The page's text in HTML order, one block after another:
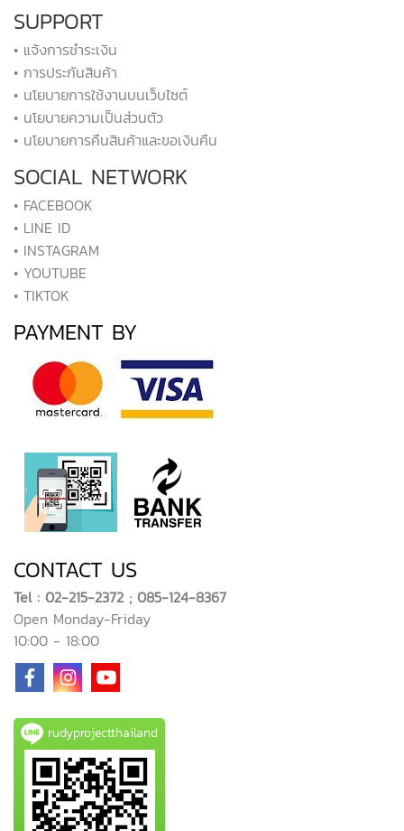
SUPPORT
• แจ้งการชำระเงิน
• การประกันสินค้า
• นโยบายการใช้งานบนเว็บไซต์
• นโยบายความเป็นส่วนตัว
• นโยบายการคืนสินค้าและขอเงินคืน
SOCIAL NETWORK
• FACEBOOK
• LINE ID
• INSTAGRAM
• YOUTUBE
• TIKTOK
PAYMENT BY
CONTACT US
Tel : 02-215-2372 ; 085-124-8367
Open Monday-Friday
10:00 - 18:00
rudyprojectthailand